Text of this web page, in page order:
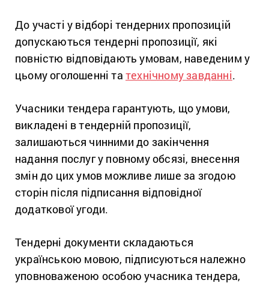
До участі у відборі тендерних пропозицій
допускаються тендерні пропозиції, які
повністю відповідають умовам, наведеним у
цьому оголошенні та технічному завданні.
Учасники тендера гарантують, що умови,
викладені в тендерній пропозиції,
залишаються чинними до закінчення
надання послуг у повному обсязі, внесення
змін до цих умов можливе лише за згодою
сторін після підписання відповідної
додаткової угоди.
Тендерні документи складаються
українською мовою, підписуються належно
уповноваженою особою учасника тендера,